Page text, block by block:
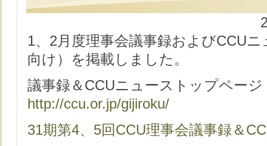
1、2月度理事会議事録およびCCU
向け）を掲載しました。
議事録＆CCUニューストップページ
http://ccu.or.jp/gijiroku/
31期第4、5回CCU理事会議事録＆